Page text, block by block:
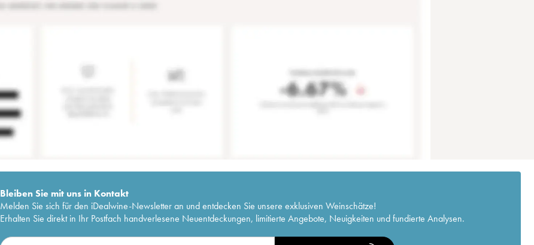
Bleiben Sie mit uns in Kontakt
Melden Sie sich für den iDealwine-Newsletter an und entdecken Sie unsere exklusiven Weinschätze!
Erhalten Sie direkt in Ihr Postfach handverlesene Neuentdeckungen, limitierte Angebote, Neuigkeiten und fundierte Analysen.